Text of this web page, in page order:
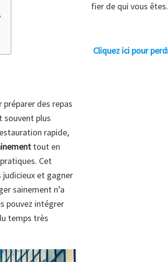
des repas
souvent plus
rapide,
tout en
Cet
et gagner
sainement n’a
pouvez intégrer
temps très
fier de qui vous êtes.
Cliquez ici pour